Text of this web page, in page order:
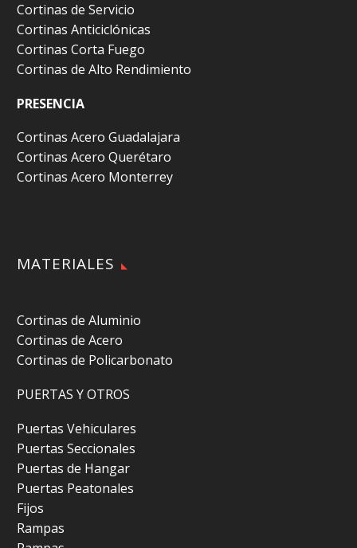
Cortinas de Servicio
Cortinas Anticiclónicas
Cortinas Corta Fuego
Cortinas de Alto Rendimiento
PRESENCIA
Cortinas Acero Guadalajara
Cortinas Acero Querétaro
Cortinas Acero Monterrey
MATERIALES
Cortinas de Aluminio
Cortinas de Acero
Cortinas de Policarbonato
PUERTAS Y OTROS
Puertas Vehiculares
Puertas Seccionales
Puertas de Hangar
Puertas Peatonales
Fijos
Rampas